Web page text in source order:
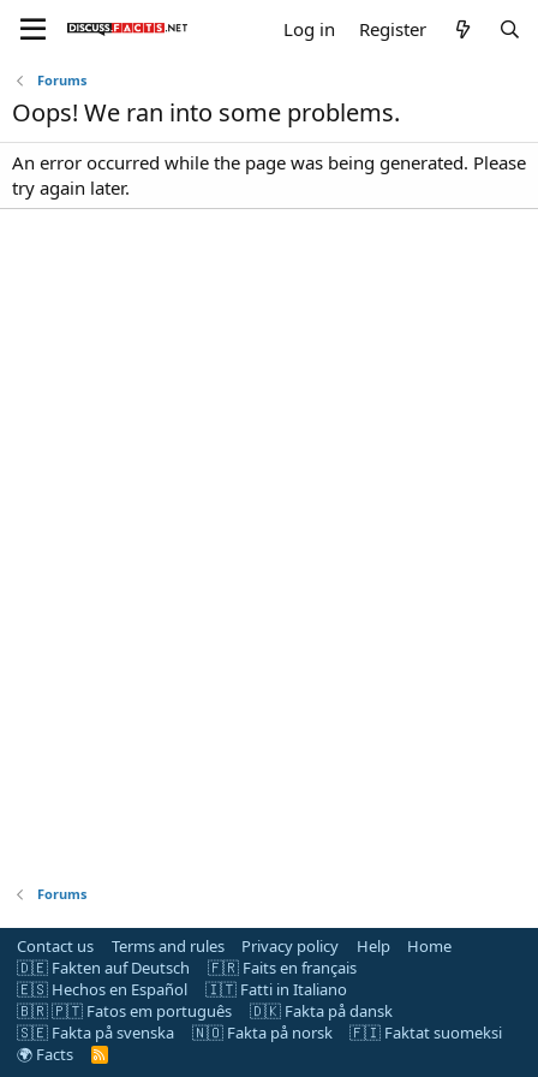
Log in Register
Forums
Oops! We ran into some problems.
An error occurred while the page was being generated. Please
try again later.
Forums
Contact us Terms and rules Privacy policy Help
Home
🇩🇪 Fakten auf Deutsch
🇫🇷 Faits en français
🇪🇸 Hechos en Español
🇮🇹 Fatti in Italiano
🇧🇷 🇵🇹 Fatos em português
🇩🇰 Fakta på dansk
🇸🇪 Fakta på svenska
🇳🇴 Fakta på norsk
🇫🇮 Faktat suomeksi
🌍 Facts
R